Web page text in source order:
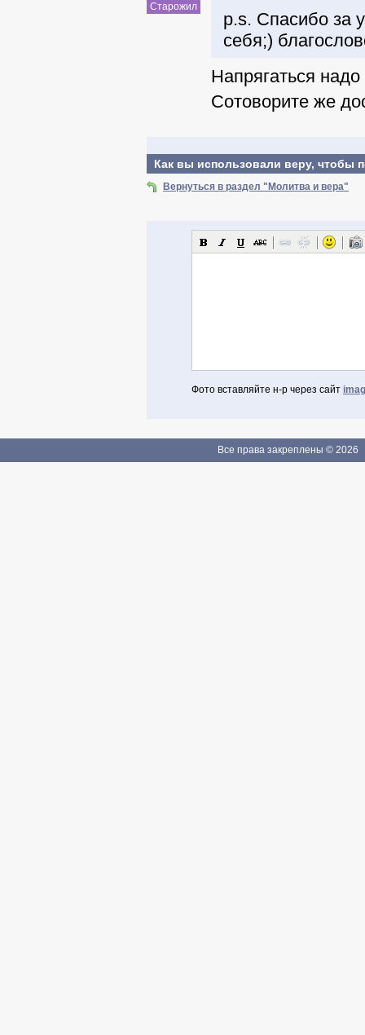
Старожил
p.s. Спасибо за
себя;)
Напрягаться
Сотоворите же
Как вы использовали веру, чтобы
Вернуться в раздел "Молитва и вера"
Фото вставляйте н-р через сайт
Если Вы зарегистрированы
Все права закреплены © 2026